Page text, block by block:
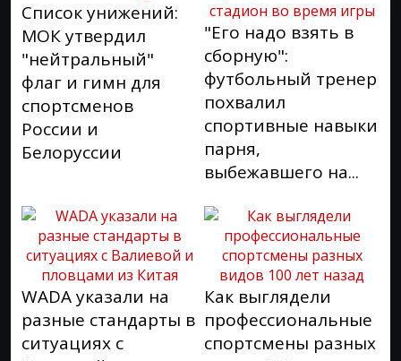
Список унижений:
МОК утвердил
"нейтральный"
флаг и гимн для
спортсменов
России и
Белоруссии
"Его надо взять в
сборную":
футбольный тренер
похвалил
спортивные навыки
парня,
выбежавшего на...
WADA указали на
разные стандарты в
ситуациях с
Как выглядели
профессиональные
спортсмены разных